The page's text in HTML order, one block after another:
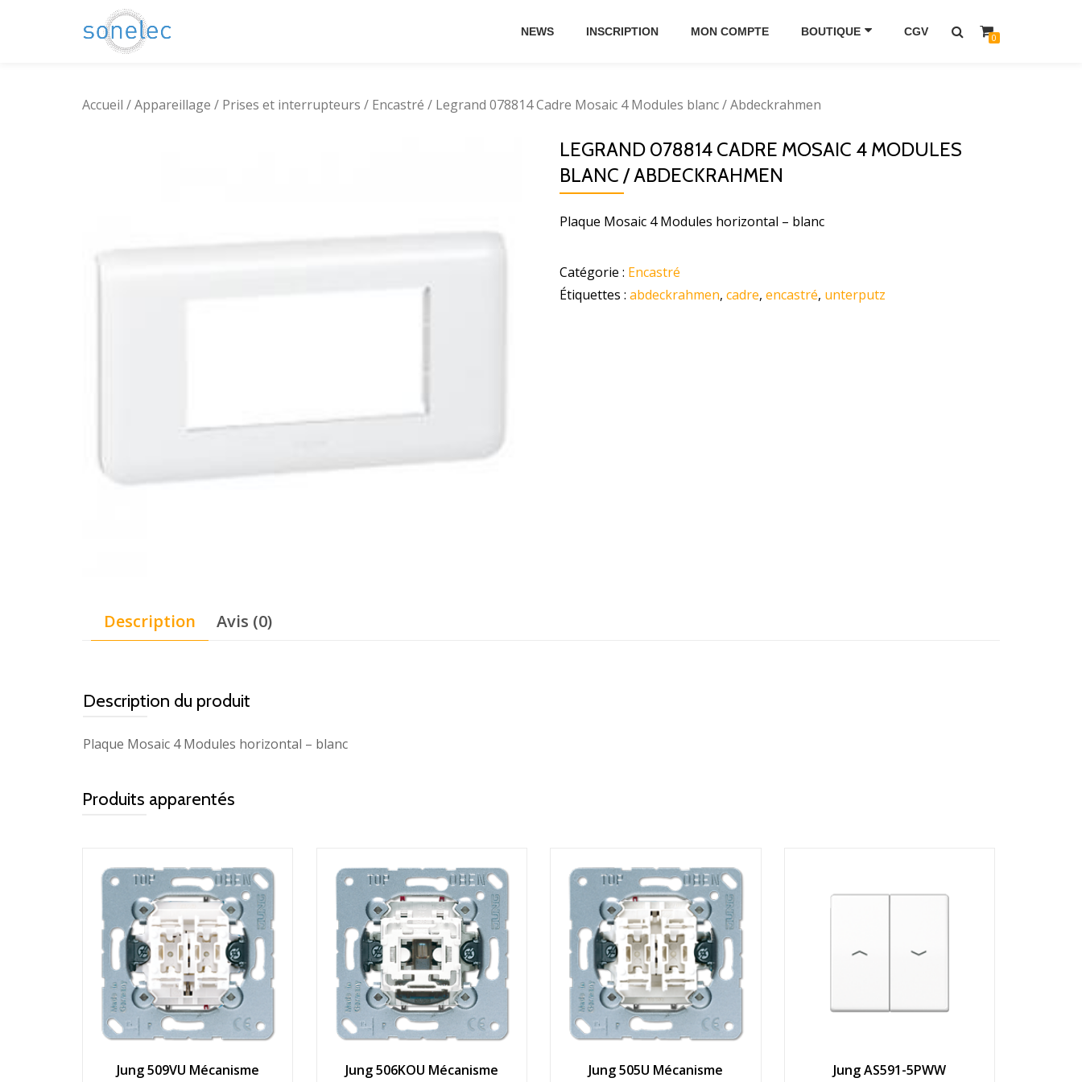
NEWS INSCRIPTION MON COMPTE BOUTIQUE CGV 0
Accueil /Appareillage / Prises et interrupteurs / Encastré / Legrand 078814 Cadre Mosaic 4 Modules blanc / Abdeckrahmen
LEGRAND 078814 CADRE MOSAIC 4 MODULES
BLANC / ABDECKRAHMEN
Plaque Mosaic 4 Modules horizontal – blanc
Catégorie : Encastré
Étiquettes : abdeckrahmen, cadre, encastré, unterputz
Description Avis (0)
Description du produit
Plaque Mosaic 4 Modules horizontal – blanc
Produits apparentés
Jung 509VU Mécanisme
Jung 506KOU Mécanisme
Jung 505U Mécanisme
Jung AS591-5PWW